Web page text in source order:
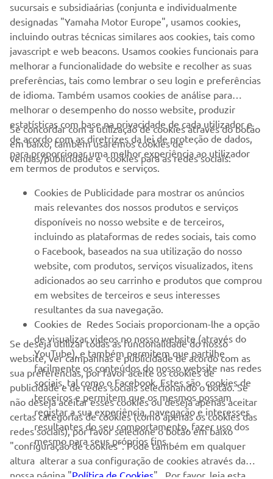
DISCOVER OUR DESTINATIONS
EMPRESA
PARA EMPRESAS
MAIS YAMAHA
SERVIÇO E SUPORTE
NEWSLETTER
Seja o primeiro a saber das últimas ofertas, eventos especiais,
novos lançamentos e muito mais
SUBSCREVER
Leia a nossa Política de Privacidade para saber como processamos
os seus dados pessoais:Politica de Privacidade
Portugal (Portuguese)
sucursais e subsidiaárias (conjunta e individualmente
designadas "Yamaha Motor Europe", usamos cookies,
incluindo outras técnicas similares aos cookies, tais como
javascript e web beacons. Usamos cookies funcionais para
melhorar a funcionalidade do website e recolher as suas
preferências, tais como lembrar o seu login e preferências
de idioma. Também usamos cookies de análise para
melhorar o desempenho do nosso website, produzir
estatísticas com base na privacidade de cada utilizador e
de acordo com as diretrizes da lei de proteção de dados,
para proporcionar uma melhor experiência ao utilizador
em termos de produtos e serviços.
Se concordar com a utilização de cookies através do botão
em baixo, também usaremos cookies de
vendas/publicidade e cookies para as redes sociais:
Cookies de Publicidade para mostrar os anúncios
mais relevantes dos nossos produtos e serviços
disponíveis no nosso website e de terceiros,
incluindo as plataformas de redes sociais, tais como
o Facebook, baseados na sua utilização do nosso
website, com produtos, serviços visualizados, itens
adicionados ao seu carrinho e produtos que comprou
em websites de terceiros e seus interesses
resultantes da sua navegação.
Cookies de Redes Sociais proporcionam-lhe a opção
de visualizar videos no nosso website (através do
YouTube), e também permitem que partilhe
facilmente os conteúdos do nosso website nas redes
sociais, tal como o Facebook. Estes são cookies de
terceiros e permitem que os mesmos possam
registar a sua experiência, navegação e interesses
resultantes do seu comportamento, fazer uso dos
mesmo para seus próprios fins.
Se deseja utilizar todas as funcionalidade do nosso
website, ver campanhas e publicidade de acordo com as
sua preferências, por favor aceite os cookies de
publicidade e de redes sociais selecionando o botão. Se
não deseja aceitar esses cookies ou deseja apenas aceitar
certas categorias de cookies (como apenas os cookies das
redes sociais), por favor selecione o botão em baixo
"configuração de cookies". Pode também em qualquer
altura alterar a sua configuração de cookies através da
nossa página "Política de Cookies" . Por favor, leia esta